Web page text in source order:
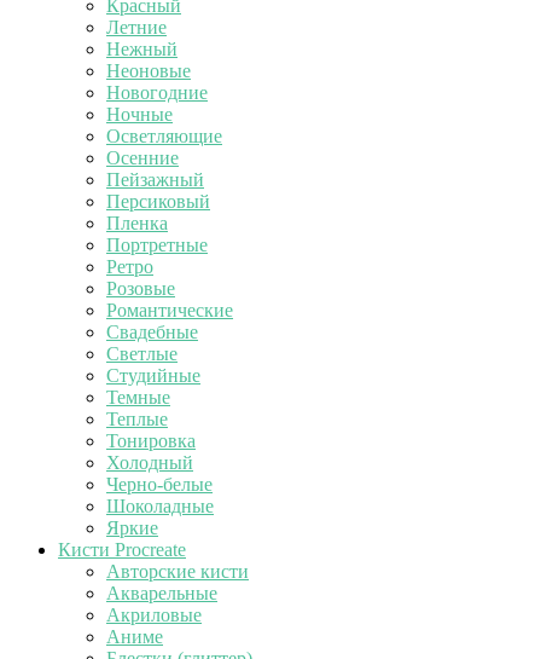
Красный
Летние
Нежный
Неоновые
Новогодние
Ночные
Осветляющие
Осенние
Пейзажный
Персиковый
Пленка
Портретные
Ретро
Розовые
Романтические
Свадебные
Светлые
Студийные
Темные
Теплые
Тонировка
Холодный
Черно-белые
Шоколадные
Яркие
Кисти Procreate
Авторские кисти
Акварельные
Акриловые
Аниме